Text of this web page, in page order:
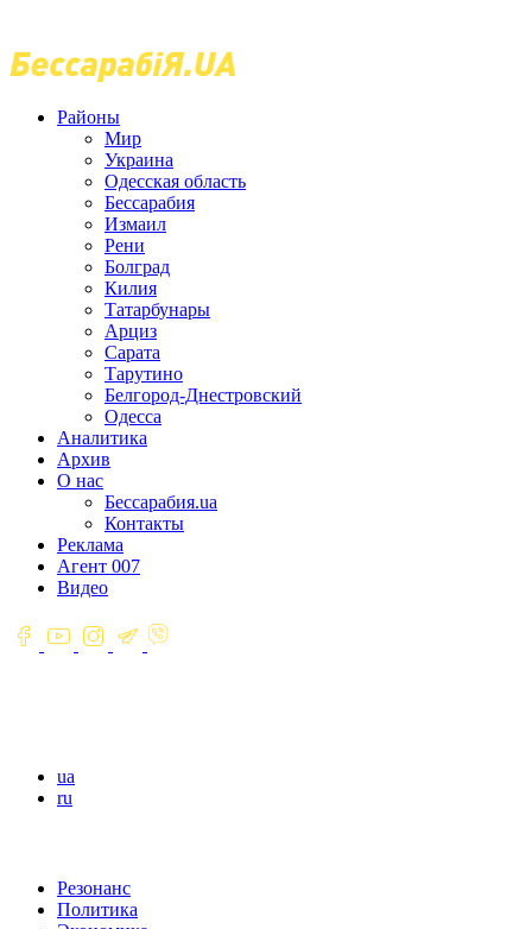
Районы
Мир
Украина
Одесская область
Бессарабия
Измаил
Рени
Болград
Килия
Татарбунары
Арциз
Сарата
Тарутино
Белгород-Днестровский
Одесса
Аналитика
Архив
О нас
Бессарабия.ua
Контакты
Реклама
Агент 007
Видео
ua
ru
Резонанс
Политика